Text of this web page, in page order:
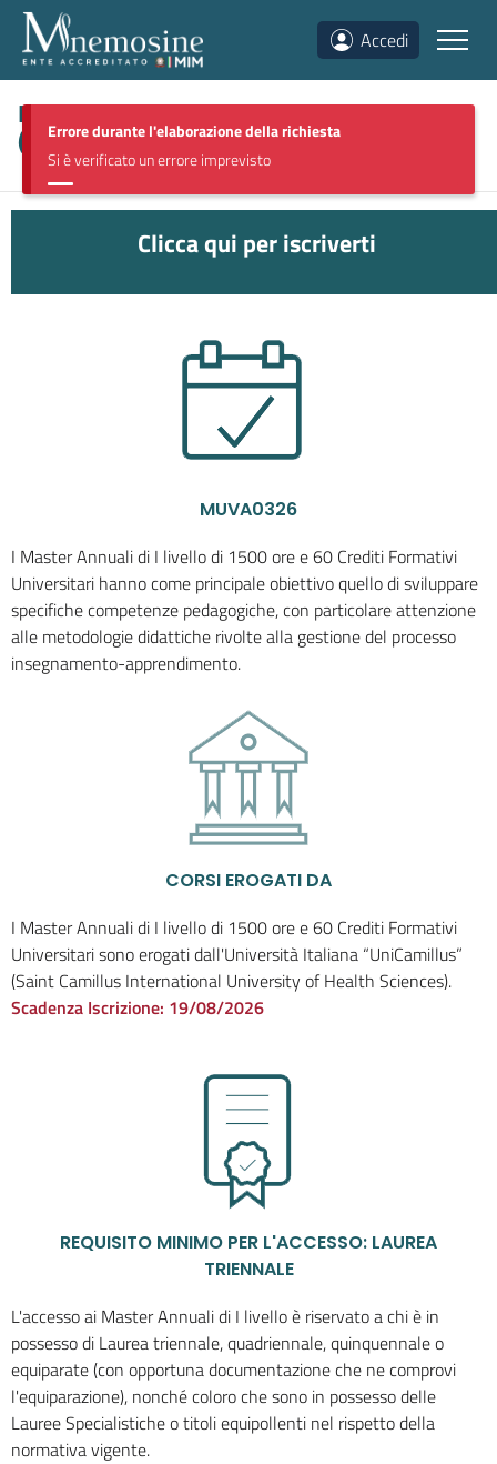
Accedi
Errore durante l'elaborazione della richiesta
Si è verificato un errore imprevisto
BES – Bisogni Educativi Speciali
( MUVA0326)
Clicca qui per iscriverti
MUVA0326
I Master Annuali di I livello di 1500 ore e 60 Crediti Formativi
Universitari hanno come principale obiettivo quello di sviluppare
specifiche competenze pedagogiche, con particolare attenzione
alle metodologie didattiche rivolte alla gestione del processo
insegnamento-apprendimento.
CORSI EROGATI DA
I Master Annuali di I livello di 1500 ore e 60 Crediti Formativi
Universitari sono erogati dall'Università Italiana “UniCamillus”
(Saint Camillus International University of Health Sciences).
Scadenza Iscrizione: 19/08/2026
REQUISITO MINIMO PER L'ACCESSO: LAUREA
TRIENNALE
L'accesso ai Master Annuali di I livello è riservato a chi è in
possesso di Laurea triennale, quadriennale, quinquennale o
equiparate (con opportuna documentazione che ne comprovi
l'equiparazione), nonché coloro che sono in possesso delle
Lauree Specialistiche o titoli equipollenti nel rispetto della
normativa vigente.